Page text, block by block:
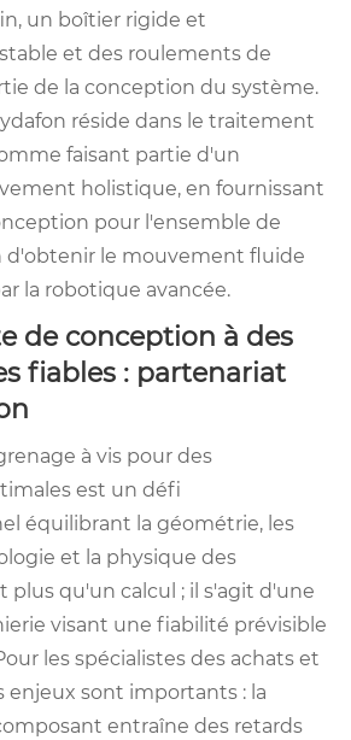
un boîtier rigide et
et des roulements de
de la conception du système.
réside dans le traitement
faisant partie d'un
holistique, en fournissant
pour l'ensemble de
d'obtenir le mouvement fluide
la robotique avancée.
de conception à des
fiables : partenariat
à vis pour des
est un défi
équilibrant la géométrie, les
et la physique des
plus qu'un calcul ; il s'agit d'une
visant une fiabilité prévisible
les spécialistes des achats et
enjeux sont importants : la
entraîne des retards